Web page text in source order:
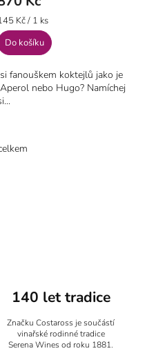
cena:
Kč / 1 ks
Do košíku
fanouškem koktejlů jako je
Aperol nebo Hugo? Namíchej
140 let tradice
Značku Costaross je součástí
vinařské rodinné tradice
Serena Wines od roku 1881.